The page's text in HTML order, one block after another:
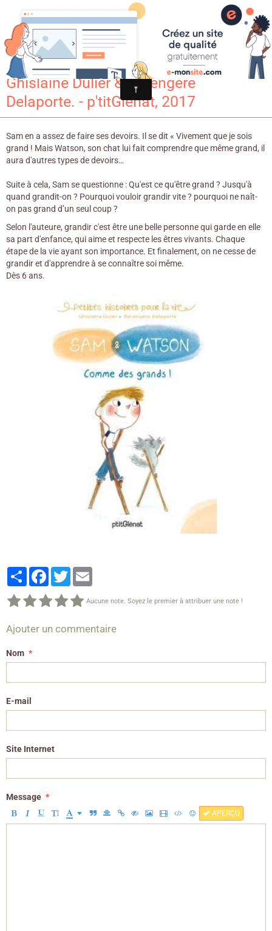
Croqu'livre
Sam et Watson Comme des grands ! /
Ghislaine Dulier & Bérengère
Delaporte. - p'titGlénat, 2017
Sam en a assez de faire ses devoirs. Il se dit « Vivement que je sois
grand ! Mais Watson, son chat lui fait comprendre que même grand, il
aura d'autres types de devoirs…
Suite à cela, Sam se questionne : Qu'est ce qu'être grand ? Jusqu'à
quand grandit-on ? Pourquoi vouloir grandir vite ? pourquoi ne naît-
on pas grand d’un seul coup ?
Selon l'auteure, grandir c'est être une belle personne qui garde en elle
sa part d'enfance, qui aime et respecte les êtres vivants. Chaque
étape de la vie ayant son importance. Et finalement, on ne cesse de
grandir et d'apprendre à se connaître soi même.
Dès 6 ans.
PartagerFacebook
Twitter
Aucune note. Soyez le premier à attribuer une note !
Ajouter un commentaire
Nom
E-mail
Site Internet
Message
APERÇU